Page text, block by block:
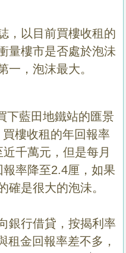
，以目前買樓收租的
量樓市是否處於泡沬
一，泡沫最大。
下藍田地鐵站的匯景
買樓收租的年回報率
千萬元，但是每月
報率降至2.4厘，如果
確是很大的泡沬。
行借貸，按揭利率
租金回報率差不多，